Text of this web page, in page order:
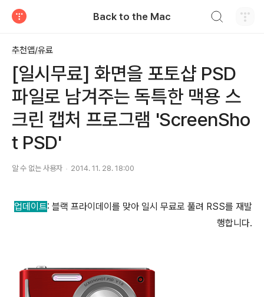
Back to the Mac
추천앱/유료
[일시무료] 화면을 포토샵 PSD
파일로 남겨주는 독특한 맥용 스
크린 캡처 프로그램 'ScreenSho
t PSD'
알 수 없는 사용자 2014. 11. 28. 18:00
업데이트: 블랙 프라이데이를 맞아 일시 무료로 풀려 RSS를 재발
행합니다.